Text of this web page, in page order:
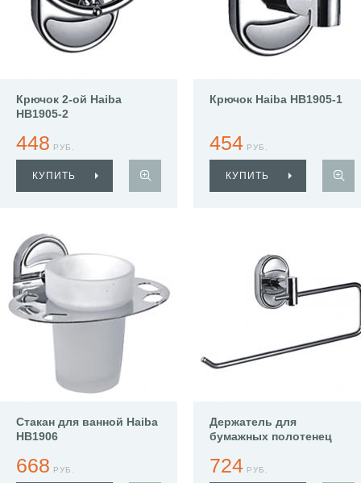
Крючок 2-ой Haiba
HB1905-2
448 РУБ.
КУПИТЬ
Крючок Haiba HB1905-1
454 РУБ.
КУПИТЬ
Стакан для ванной Haiba
HB1906
668 РУБ.
Держатель для
бумажных полотенец
724 РУБ.